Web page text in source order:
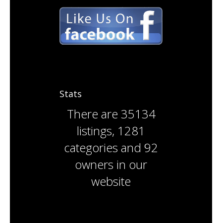
Stats
There are 35134
listings, 1281
categories and 92
owners in our
website